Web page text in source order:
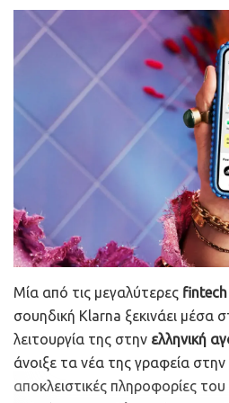
■ Η διεθνής γεωπολιτική κρίση
με την Ουκρανία, αλλά και
περιορίζει ακόμη περισσότερο
δραστηριότητα και ανάπτυξη.
Με τα λόγια του κ. Αντριου
είναι μόλις ο πέμπτος μήνας
τη χειρότερη απόδοση της
1980, τη μεγαλύτερη
από τότε που άρχισε η
-ταυτόχρονα- μεγάλες κινήσεις
μετοχικών δεικτών.
Επιπλέον, βιώνουμε μια
στην Ευρώπη, μια κρίση COVID
-κατά μισή ποσοστιαία μονάδα-
αμερικανικής Κεντρικής
χρόνια. Και είναι μόνο Μάιος…
Μία από τις μεγαλύτερες
σουηδική Klarna ξεκινάει μέσα
λειτουργία της στην ελληνική
άνοιξε τα νέα της γραφεία
αποκλειστικές πληροφορίες